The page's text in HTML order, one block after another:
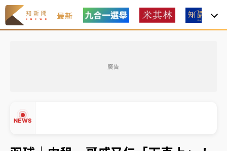
最新
廣告
NEWS
中信慈善基金會想增加董事人數！辜仲諒向法院聲請遭
駁 理由曝光
故宮《龍藏經》特展第2檔！今線上預約開賣一度塞車